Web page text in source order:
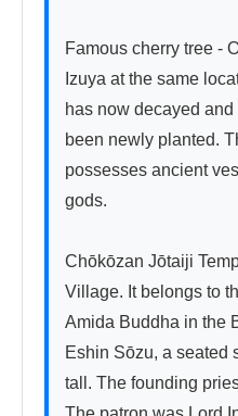
Famous cherry tree -
Izuya at the same
has now decayed
been newly planted.
possesses ancient
gods.
Chōkōzan Jōtaiji
Village. It belongs to
Amida Buddha in the
Eshin Sōzu, a seated
tall. The founding